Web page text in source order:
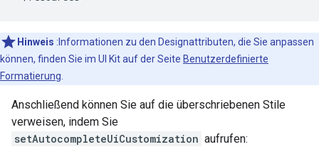
Hinweis :Informationen zu den Designattributen, die Sie anpassen
können, finden Sie im UI Kit auf der Seite Benutzerdefinierte
Formatierung
Anschließend können Sie auf die überschriebenen Stile
verweisen, indem Sie
setAutocompleteUiCustomization aufrufen: